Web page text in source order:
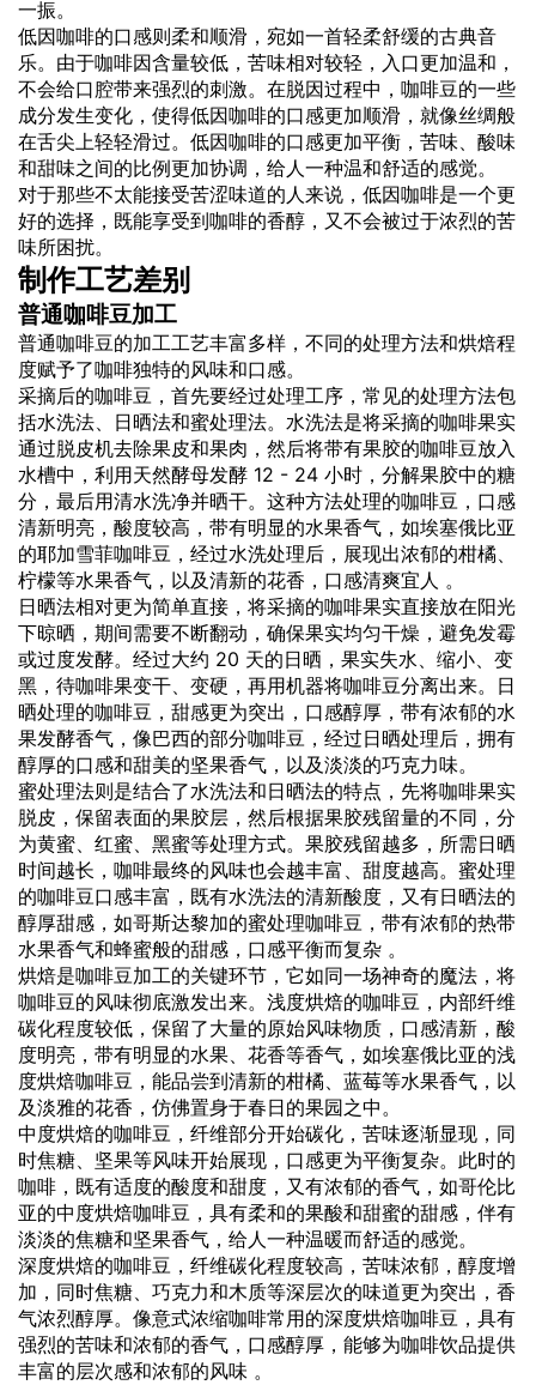
一振。
低因咖啡的口感则柔和顺滑，宛如一首轻柔舒缓的古典音
乐。由于咖啡因含量较低，苦味相对较轻，入口更加温和，
不会给口腔带来强烈的刺激。在脱因过程中，咖啡豆的一些
成分发生变化，使得低因咖啡的口感更加顺滑，就像丝绸般
在舌尖上轻轻滑过。低因咖啡的口感更加平衡，苦味、酸味
和甜味之间的比例更加协调，给人一种温和舒适的感觉。
对于那些不太能接受苦涩味道的人来说，低因咖啡是一个更
好的选择，既能享受到咖啡的香醇，又不会被过于浓烈的苦
味所困扰。
制作工艺差别
普通咖啡豆加工
普通咖啡豆的加工工艺丰富多样，不同的处理方法和烘焙程
度赋予了咖啡独特的风味和口感。
采摘后的咖啡豆，首先要经过处理工序，常见的处理方法包
括水洗法、日晒法和蜜处理法。水洗法是将采摘的咖啡果实
通过脱皮机去除果皮和果肉，然后将带有果胶的咖啡豆放入
水槽中，利用天然酵母发酵 12 - 24 小时，分解果胶中的糖
分，最后用清水洗净并晒干。这种方法处理的咖啡豆，口感
清新明亮，酸度较高，带有明显的水果香气，如埃塞俄比亚
的耶加雪菲咖啡豆，经过水洗处理后，展现出浓郁的柑橘、
柠檬等水果香气，以及清新的花香，口感清爽宜人 。
日晒法相对更为简单直接，将采摘的咖啡果实直接放在阳光
下晾晒，期间需要不断翻动，确保果实均匀干燥，避免发霉
或过度发酵。经过大约 20 天的日晒，果实失水、缩小、变
黑，待咖啡果变干、变硬，再用机器将咖啡豆分离出来。日
晒处理的咖啡豆，甜感更为突出，口感醇厚，带有浓郁的水
果发酵香气，像巴西的部分咖啡豆，经过日晒处理后，拥有
醇厚的口感和甜美的坚果香气，以及淡淡的巧克力味。
蜜处理法则是结合了水洗法和日晒法的特点，先将咖啡果实
脱皮，保留表面的果胶层，然后根据果胶残留量的不同，分
为黄蜜、红蜜、黑蜜等处理方式。果胶残留越多，所需日晒
时间越长，咖啡最终的风味也会越丰富、甜度越高。蜜处理
的咖啡豆口感丰富，既有水洗法的清新酸度，又有日晒法的
醇厚甜感，如哥斯达黎加的蜜处理咖啡豆，带有浓郁的热带
水果香气和蜂蜜般的甜感，口感平衡而复杂 。
烘焙是咖啡豆加工的关键环节，它如同一场神奇的魔法，将
咖啡豆的风味彻底激发出来。浅度烘焙的咖啡豆，内部纤维
碳化程度较低，保留了大量的原始风味物质，口感清新，酸
度明亮，带有明显的水果、花香等香气，如埃塞俄比亚的浅
度烘焙咖啡豆，能品尝到清新的柑橘、蓝莓等水果香气，以
及淡雅的花香，仿佛置身于春日的果园之中。
中度烘焙的咖啡豆，纤维部分开始碳化，苦味逐渐显现，同
时焦糖、坚果等风味开始展现，口感更为平衡复杂。此时的
咖啡，既有适度的酸度和甜度，又有浓郁的香气，如哥伦比
亚的中度烘焙咖啡豆，具有柔和的果酸和甜蜜的甜感，伴有
淡淡的焦糖和坚果香气，给人一种温暖而舒适的感觉。
深度烘焙的咖啡豆，纤维碳化程度较高，苦味浓郁，醇度增
加，同时焦糖、巧克力和木质等深层次的味道更为突出，香
气浓烈醇厚。像意式浓缩咖啡常用的深度烘焙咖啡豆，具有
强烈的苦味和浓郁的香气，口感醇厚，能够为咖啡饮品提供
丰富的层次感和浓郁的风味 。